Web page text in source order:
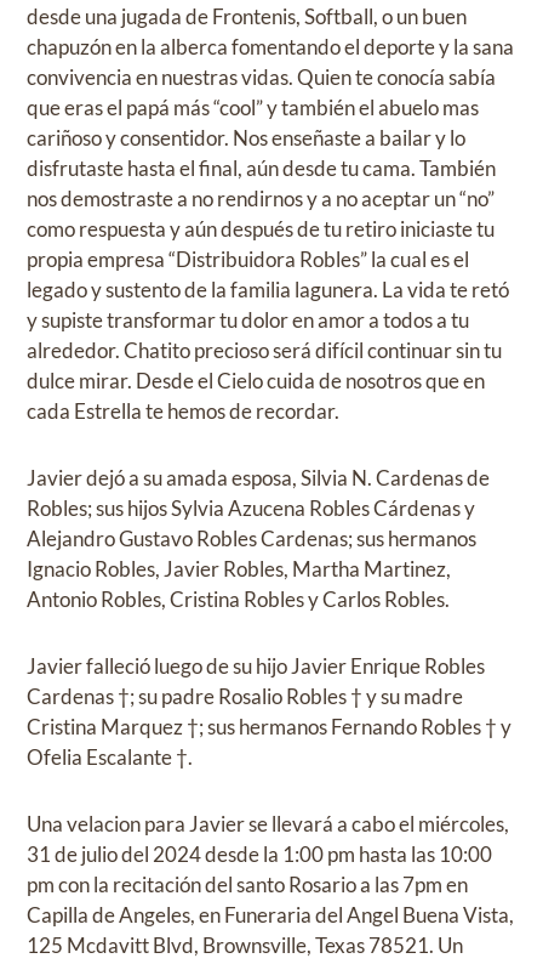
desde una jugada de Frontenis, Softball, o un buen
chapuzón en la alberca fomentando el deporte y la sana
convivencia en nuestras vidas. Quien te conocía sabía
que eras el papá más “cool” y también el abuelo mas
cariñoso y consentidor. Nos enseñaste a bailar y lo
disfrutaste hasta el final, aún desde tu cama. También
nos demostraste a no rendirnos y a no aceptar un “no”
como respuesta y aún después de tu retiro iniciaste tu
propia empresa “Distribuidora Robles” la cual es el
legado y sustento de la familia lagunera. La vida te retó
y supiste transformar tu dolor en amor a todos a tu
alrededor. Chatito precioso será difícil continuar sin tu
dulce mirar. Desde el Cielo cuida de nosotros que en
cada Estrella te hemos de recordar.
Javier dejó a su amada esposa, Silvia N. Cardenas de
Robles; sus hijos Sylvia Azucena Robles Cárdenas y
Alejandro Gustavo Robles Cardenas; sus hermanos
Ignacio Robles, Javier Robles, Martha Martinez,
Antonio Robles, Cristina Robles y Carlos Robles.
Javier falleció luego de su hijo Javier Enrique Robles
Cardenas †; su padre Rosalio Robles † y su madre
Cristina Marquez †; sus hermanos Fernando Robles † y
Ofelia Escalante †.
Una velacion para Javier se llevará a cabo el miércoles,
31 de julio del 2024 desde la 1:00 pm hasta las 10:00
pm con la recitación del santo Rosario a las 7pm en
Capilla de Angeles, en Funeraria del Angel Buena Vista,
125 Mcdavitt Blvd, Brownsville, Texas 78521. Un